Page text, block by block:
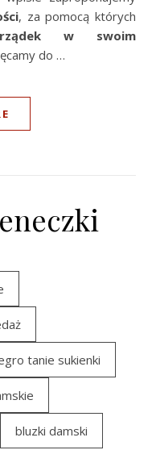
, za pomocą których
w swoim
do …
tanie sukienki
bluzki damski